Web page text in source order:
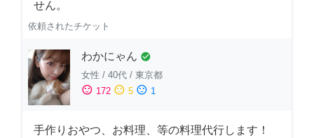
せん。
依頼されたチケット
わかにゃん check_circle
女性 / 40代 / 東京都
sentiment_satisfied 172 sentiment_neutral 5 sentiment_dissatisfied 1
手作りおやつ、お料理、等の料理代行します！